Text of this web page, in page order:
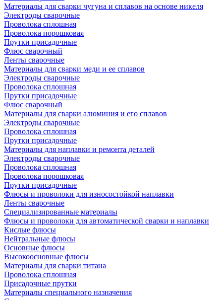
Материалы для сварки чугуна и сплавов на основе никеля
Электроды сварочные
Проволока сплошная
Проволока порошковая
Прутки присадочные
Флюс сварочный
Ленты сварочные
Материалы для сварки меди и ее сплавов
Электроды сварочные
Проволока сплошная
Прутки присадочные
Флюс сварочный
Материалы для сварки алюминия и его сплавов
Электроды сварочные
Проволока сплошная
Прутки присадочные
Материалы для наплавки и ремонта деталей
Электроды сварочные
Проволока сплошная
Проволока порошковая
Прутки присадочные
Флюсы и проволоки для износостойкой наплавки
Ленты сварочные
Специализированные материалы
Флюсы и проволоки для автоматической сварки и наплавки
Кислые флюсы
Нейтральные флюсы
Основные флюсы
Высокоосновные флюсы
Материалы для сварки титана
Проволока сплошная
Присадочные прутки
Материалы специального назначения